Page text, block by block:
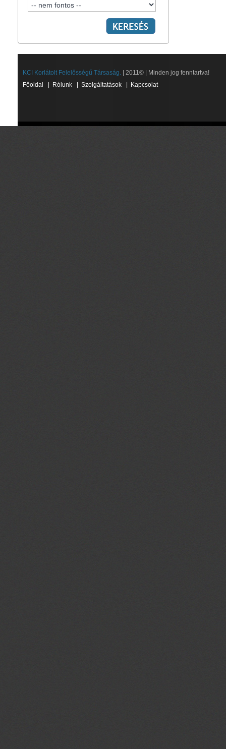
KCI Korlátolt Felelősségű Társaság. | 2011© | Minden jog fenntartva!
Főoldal
Rólunk Szolgáltatások Kapcsolat